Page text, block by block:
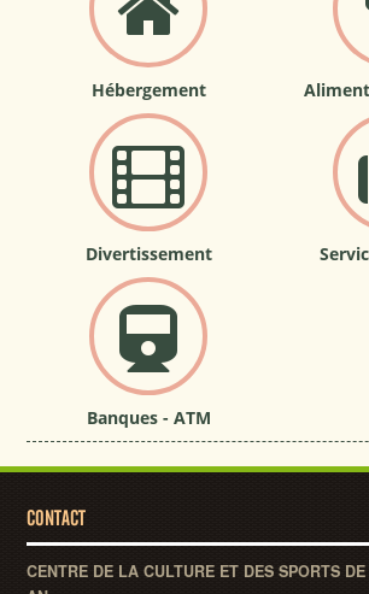
Hébergement
Divertissement
Banques - ATM
CONTACT
CENTRE DE LA CULTURE ET DES SPORTS